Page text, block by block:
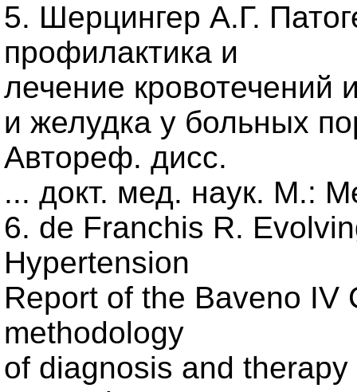
5. Шерцингер А.Г.
профилактика и
лечение кровотечений
и желудка у больных
Автореф. дисс.
... докт. мед. наук. М.:
6. de Franchis R.
Hypertension
Report of the Baveno IV
methodology
of diagnosis and